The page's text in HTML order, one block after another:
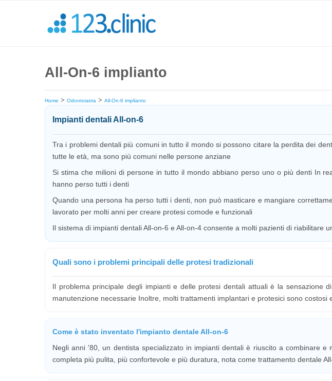
All-On-6 implianto
Home > Odontoiatria > All-On-6 implianto
Impianti dentali All-on-6
Tra i problemi dentali più comuni in tutto il mondo si possono citare la perdita dei
tutte le età, ma sono più comuni nelle persone anziane
Si stima che milioni di persone in tutto il mondo abbiano perso uno o più denti In
hanno perso tutti i denti
Quando una persona ha perso tutti i denti, non può masticare e mangiare
lavorato per molti anni per creare protesi comode e funzionali
Il sistema di impianti dentali All-on-6 e All-on-4 consente a molti pazienti di riabilitare
Quali sono i problemi principali delle protesi tradizionali
Il problema principale degli impianti e delle protesi dentali attuali è la sensazione
manutenzione necessarie Inoltre, molti trattamenti implantari e protesici sono costosi
Come è stato inventato l'impianto dentale All-on-6
Negli anni '80, un dentista specializzato in impianti dentali è riuscito a combinare
completa più pulita, più confortevole e più duratura, nota come trattamento dentale